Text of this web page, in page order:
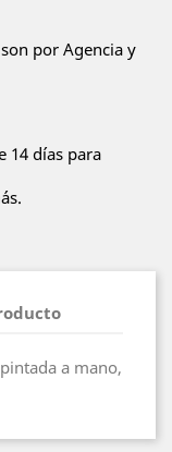
por Agencia y
14 días para
a mano,